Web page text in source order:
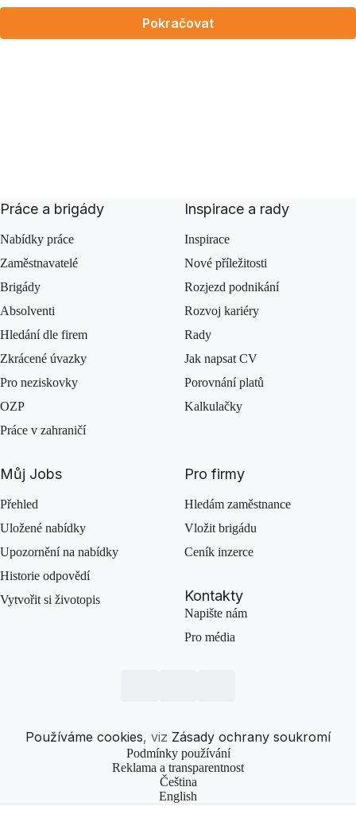
Pokračovat
Práce a brigády
Nabídky práce
Zaměstnavatelé
Brigády
Absolventi
Hledání dle firem
Zkrácené úvazky
Pro neziskovky
OZP
Práce v zahraničí
Inspirace a rady
Inspirace
Nové příležitosti
Rozjezd podnikání
Rozvoj kariéry
Rady
Jak napsat CV
Porovnání platů
Kalkulačky
Můj Jobs
Přehled
Uložené nabídky
Upozornění na nabídky
Historie odpovědí
Vytvořit si životopis
Pro firmy
Hledám zaměstnance
Vložit brigádu
Ceník inzerce
Kontakty
Napište nám
Pro média
Používáme cookies, viz Zásady ochrany soukromí
Podmínky používání
Reklama a transparentnost
Čeština
English